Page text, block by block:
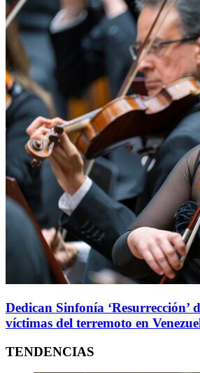
Dedican Sinfonía ‘Resurrección’
víctimas del terremoto en
TENDENCIAS